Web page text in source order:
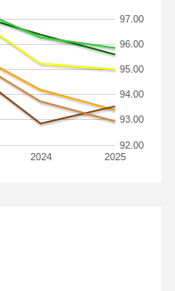
2024 2025
92.00
93.00
94.00
95.00
96.00
97.00